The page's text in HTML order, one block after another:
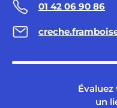
01 42 06 90 86
un